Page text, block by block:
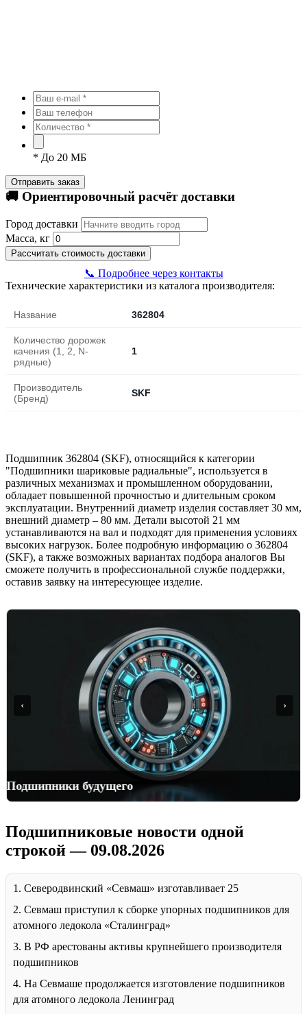
* До 20 МБ
Отправить заказ
🚚 Ориентировочный расчёт доставки
Город доставки
Масса, кг
Рассчитать стоимость доставки
📞 Подробнее через контакты
Технические характеристики из каталога производителя:
Название 362804
Количество дорожек
качения (1, 2, N-
рядные)
1
Производитель
(Бренд)
SKF
Подшипник 362804 (SKF), относящийся к категории
"Подшипники шариковые радиальные", используется в
различных механизмах и промышленном оборудовании,
обладает повышенной прочностью и длительным сроком
эксплуатации. Внутренний диаметр изделия составляет 30 мм,
внешний диаметр – 80 мм. Детали высотой 21 мм
устанавливаются на вал и подходят для применения условиях
высоких нагрузок. Более подробную информацию о 362804
(SKF), а также возможных вариантах подбора аналогов Вы
сможете получить в профессиональной службе поддержки,
оставив заявку на интересующее изделие.
Подшипники будущего
‹ ›
Подшипниковые новости одной
строкой — 09.08.2026
1. Северодвинский «Севмаш» изготавливает 25
2. Севмаш приступил к сборке упорных подшипников для
атомного ледокола «Сталинград»
3. В РФ арестованы активы крупнейшего производителя
подшипников
4. На Севмаше продолжается изготовление подшипников
для атомного ледокола Ленинград